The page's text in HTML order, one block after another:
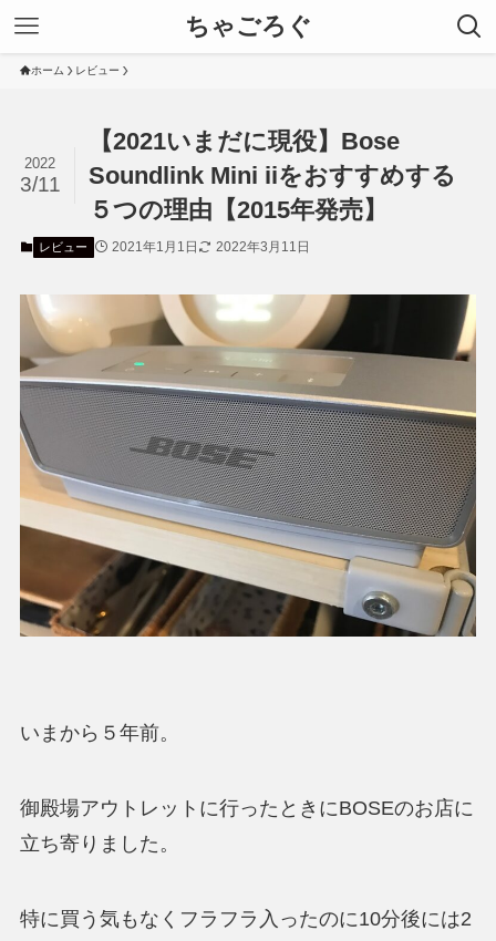
ちゃごろぐ
ホーム レビュー
【2021いまだに現役】Bose
Soundlink Mini iiをおすすめする
５つの理由【2015年発売】
2022
3/11
レビュー 2021年1月1日 2022年3月11日
いまから５年前。
御殿場アウトレットに行ったときにBOSEのお店に
立ち寄りました。
特に買う気もなくフラフラ入ったのに10分後には2